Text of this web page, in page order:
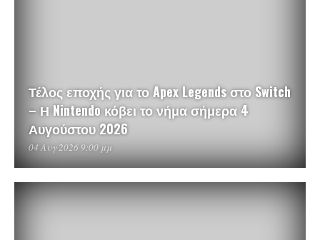
Τέλος εποχής για το Apex Legends στο Switch
– Η Nintendo κόβει το νήμα σήμερα 4
Αυγούστου 2026
04 Αυγ 2026 9:00 μμ